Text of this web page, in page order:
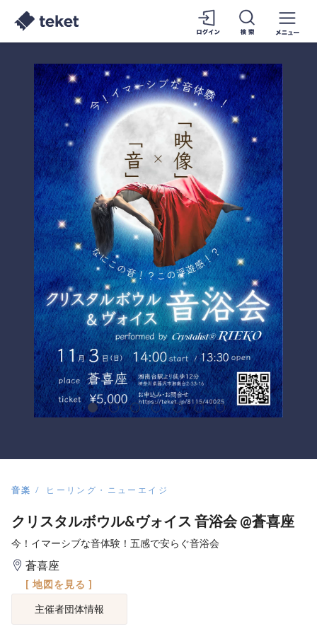
音楽 ヒーリング・ニューエイジ
クリスタルボウル&ヴォイス 音浴会 @蒼喜座
今！イマーシブな音体験！五感で安らぐ音浴会
蒼喜座
[ 地図を見る ]
主催者団体情報